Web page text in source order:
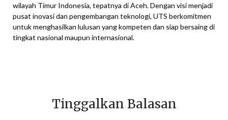
wilayah Timur Indonesia, tepatnya di Aceh. Dengan visi menjadi
pusat inovasi dan pengembangan teknologi, UTS berkomitmen
untuk menghasilkan lulusan yang kompeten dan siap bersaing di
tingkat nasional maupun internasional.
Tinggalkan Balasan